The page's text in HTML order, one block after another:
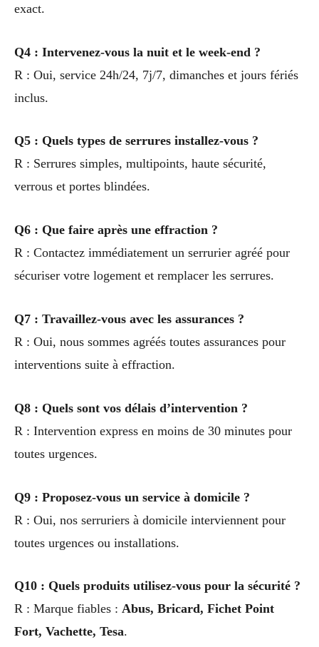
exact.
Q4 : Intervenez-vous la nuit et le week-end ?
R : Oui, service 24h/24, 7j/7, dimanches et jours fériés
inclus.
Q5 : Quels types de serrures installez-vous ?
R : Serrures simples, multipoints, haute sécurité,
verrous et portes blindées.
Q6 : Que faire après une effraction ?
R : Contactez immédiatement un serrurier agréé pour
sécuriser votre logement et remplacer les serrures.
Q7 : Travaillez-vous avec les assurances ?
R : Oui, nous sommes agréés toutes assurances pour
interventions suite à effraction.
Q8 : Quels sont vos délais d’intervention ?
R : Intervention express en moins de 30 minutes pour
toutes urgences.
Q9 : Proposez-vous un service à domicile ?
R : Oui, nos serruriers à domicile interviennent pour
toutes urgences ou installations.
Q10 : Quels produits utilisez-vous pour la sécurité ?
R : Marque fiables : Abus, Bricard, Fichet Point
Fort, Vachette, Tesa.